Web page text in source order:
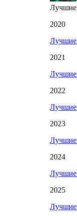
Лучшие
2020
Лучшие
2021
Лучшие
2022
Лучшие
2023
Лучшие
2024
Лучшие
2025
Лучшие